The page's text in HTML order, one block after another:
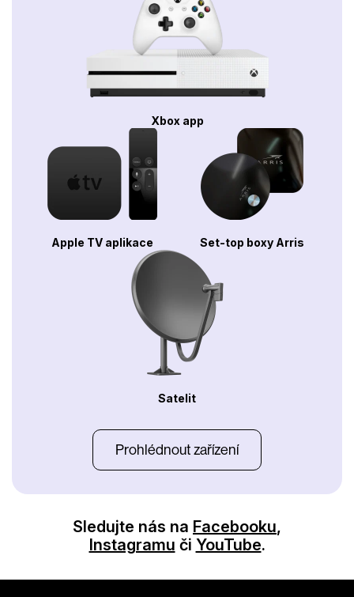
Xbox app
Apple TV aplikace Set-top boxy Arris
Satelit
Prohlédnout zařízení
Sledujte nás na Facebooku,
Instagramu či YouTube.